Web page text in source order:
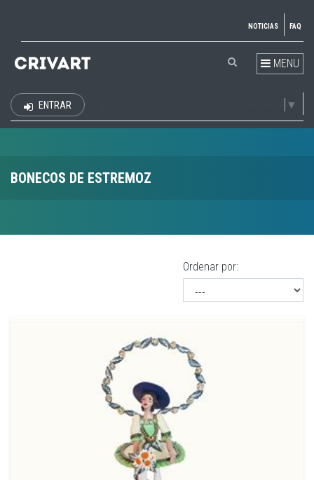
NOTICIAS FAQ
MENU
▼
ENTRAR
BONECOS DE ESTREMOZ
Ordenar por: